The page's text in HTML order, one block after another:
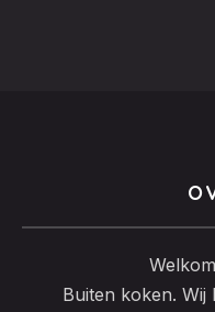
Buiten koken.